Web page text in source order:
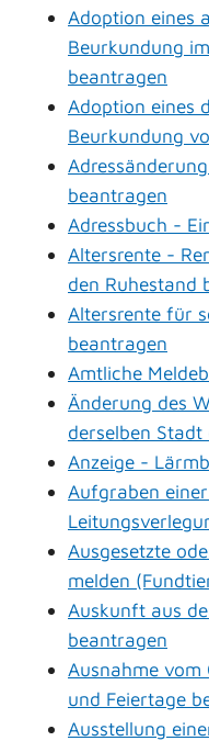
Adoption eines
Beurkundung
beantragen
Adoption eines
Beurkundung
beantragen
Adressbuch -
Altersrente -
den Ruhestand
Altersrente für
beantragen
Amtliche
Änderung des
derselben Stadt
Anzeige -
Aufgraben
Ausgesetzte
melden
Auskunft aus
beantragen
Ausnahme vom
und Feiertage
Ausstellung